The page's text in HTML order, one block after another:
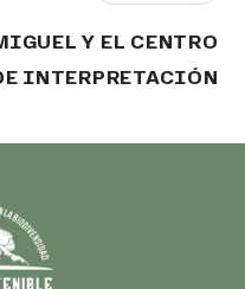
Y EL CENTRO
INTERPRETACIÓN